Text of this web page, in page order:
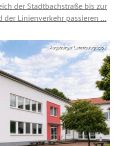
der Stadtbachstraße bis zur
der Linienverkehr passieren …
Augsburger Lehmbaugruppe